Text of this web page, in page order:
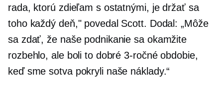
rada, ktorú zdieľam s ostatnými, je držať sa
toho každý deň," povedal Scott. Dodal: „Môže
sa zdať, že naše podnikanie sa okamžite
rozbehlo, ale boli to dobré 3-ročné obdobie,
keď sme sotva pokryli naše náklady.“